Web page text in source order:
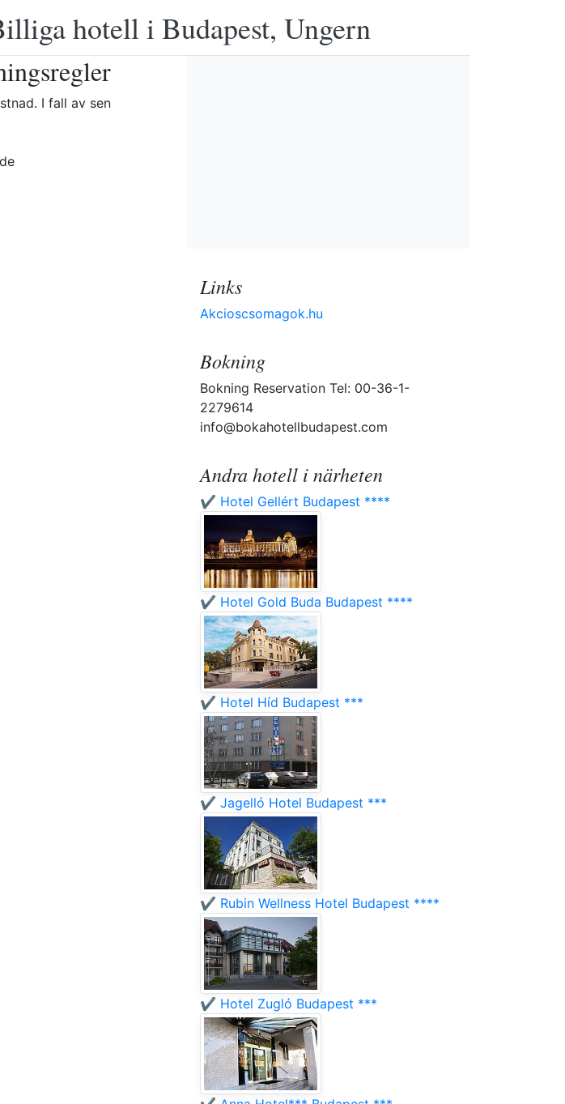
hotell i Budapest, Ungern
I fall av sen
Links
Akcioscsomagok.hu
Bokning
Bokning Reservation Tel: 00-36-1-
2279614
info@bokahotellbudapest.com
Andra hotell i närheten
✔️ Hotel Gellért Budapest ****
✔️ Hotel Gold Buda Budapest ****
✔️ Hotel Híd Budapest ***
✔️ Jagelló Hotel Budapest ***
✔️ Rubin Wellness Hotel Budapest ****
✔️ Hotel Zugló Budapest ***